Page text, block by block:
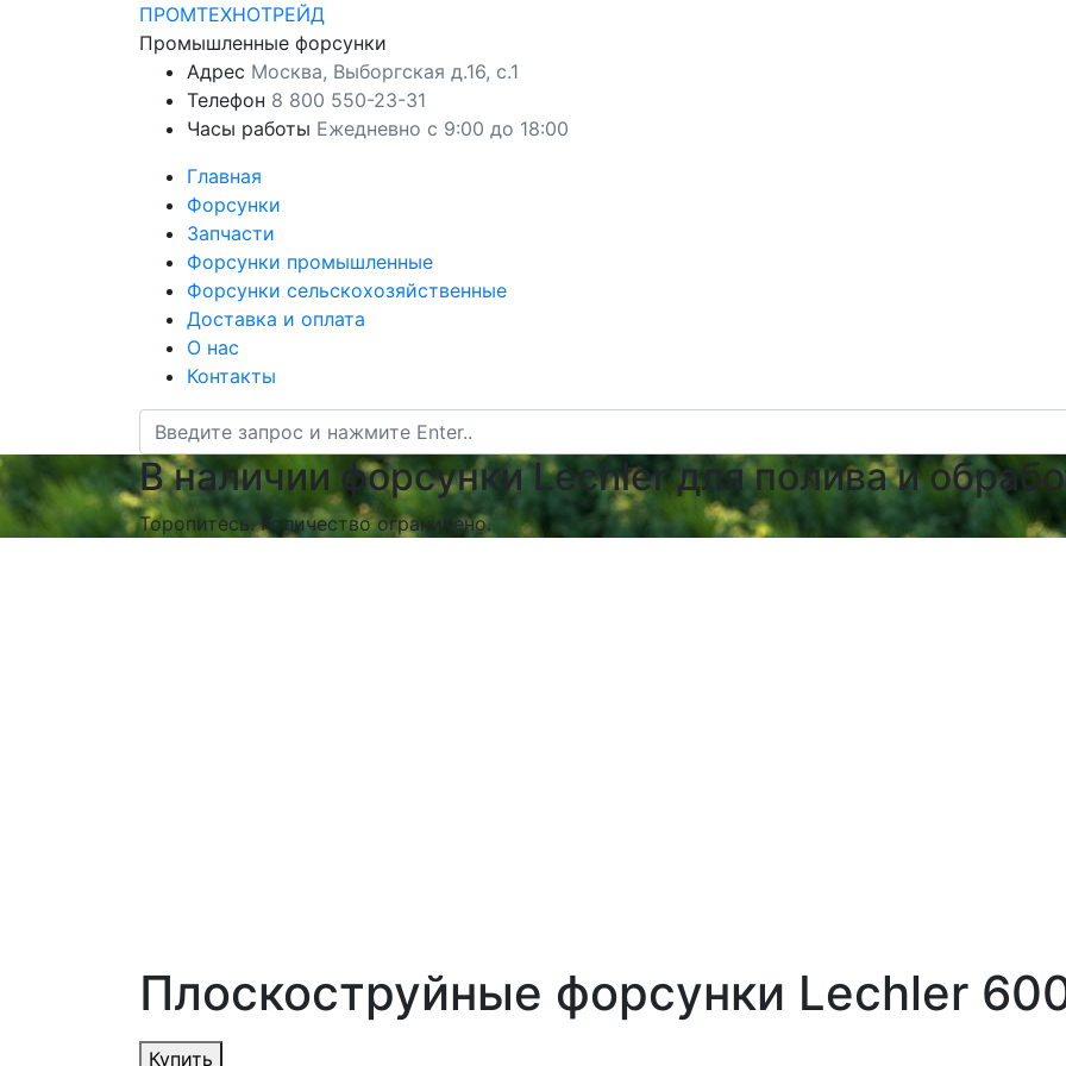
ПРОМТЕХНОТРЕЙД
Промышленные форсунки
Адрес Москва, Выборгская д.16, с.1
Телефон 8 800 550-23-31
Часы работы Ежедневно с 9:00 до 18:00
Главная
Форсунки
Запчасти
Форсунки промышленные
Форсунки сельскохозяйственные
Доставка и оплата
О нас
Контакты
В наличии форсунки Lechler для полива и
Торопитесь. Количество ограничено.
Плоскоструйные форсунки Lechler
Купить